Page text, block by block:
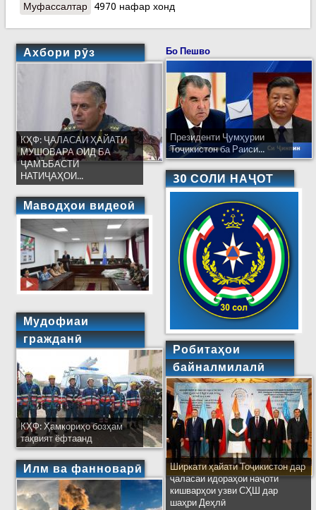
Муфассалтаро Бо ташаббуси Президенти Ҷумҳурии
4970 нафар хонд
Ахбори рӯз
КҲФ: ҶАЛАСАИ ҲАЙАТИ
МУШОВАРА ОИД БА
ҶАМЪБАСТИ
НАТИҶАҲОИ...
Маводҳои видеоӣ
Мудофиаи
гражданӣ
КҲФ: Ҳамкориҳо бозҳам
тақвият ёфтаанд
Илм ва фанноварӣ
Бо Пешво
Президенти Ҷумҳурии
Тоҷикистон ба Раиси...
30 СОЛИ НАҶОТ
Робитаҳои
байналмилалӣ
Ширкати ҳайати Тоҷикистон дар
ҷаласаи идораҳои наҷоти
кишварҳои узви СҲШ дар
шаҳри Деҳлӣ